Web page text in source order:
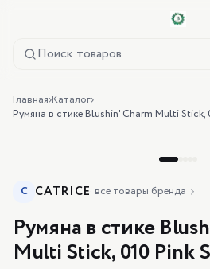
Поиск товаров
Главная›Каталог›
Румяна в стике Blushin' Charm Multi Stick,
C CATRICE· все товары бренда
Румяна в стике
Multi Stick, 010 Pink